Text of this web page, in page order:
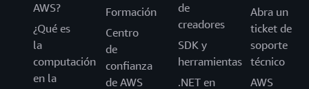
AWS?
¿Qué es
la
computación
en la
Formación
Centro
de
confianza
de AWS
de
creadores
SDK y
herramientas
.NET en
Abra un
ticket de
soporte
técnico
AWS